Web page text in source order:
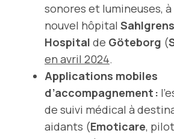
sonores et lumineuses, à
nouvel hôpital
Hospital de Göteborg (
en avril 2024.
Applications mobiles
d’accompagnement :
de suivi médical à
aidants (Emoticare,